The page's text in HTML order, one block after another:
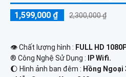
1,599,000 ₫ 2,300,000 ₫
👁 Chất lượng hình : FULL HD
®️ Công Nghệ Sử Dụng :
IP Wifi.
🌔 Hình ảnh ban đêm : Hồng Ngoại